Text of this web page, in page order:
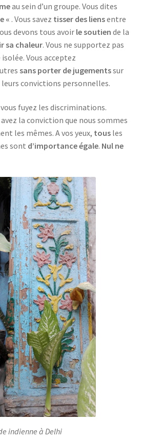
au sein d’un groupe. Vous dites
« . Vous savez tisser des liensentre
devons tous avoir le soutien de la
sa chaleur. Vous ne supportez pas
Vous acceptez
sans porter de jugementssur
leurs convictions personnelles.
fuyez les discriminations.
la conviction que nous sommes
les mêmes. A vos yeux, tousles
sont d’importance égale. Nul ne
indienne à Delhi